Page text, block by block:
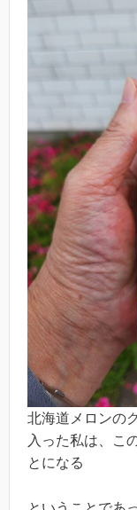
北海道メロンの
入った私は、こ
とになる